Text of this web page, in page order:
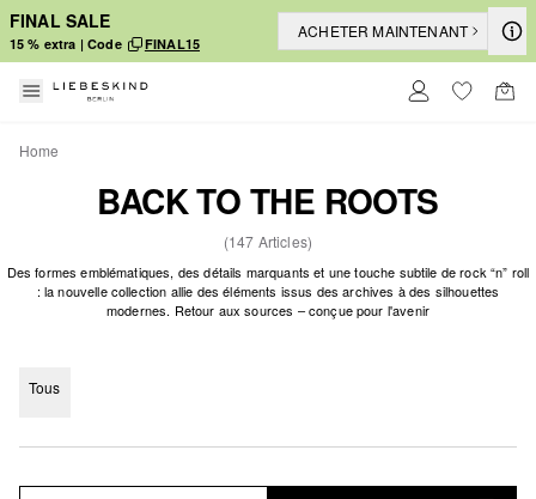
FINAL SALE
15 % extra | Code FINAL15
ACHETER MAINTENANT
Home
BACK TO THE ROOTS
(147 Articles)
Des formes emblématiques, des détails marquants et une touche subtile de rock “n” roll
: la nouvelle collection allie des éléments issus des archives à des silhouettes
modernes. Retour aux sources – conçue pour l'avenir
Tous